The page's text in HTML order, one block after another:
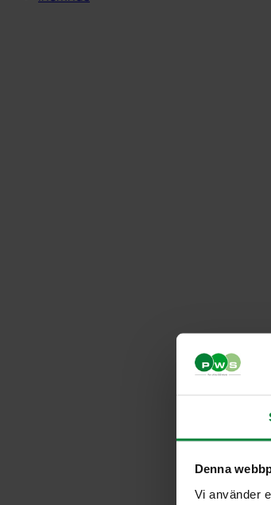
Denna
Vi använder